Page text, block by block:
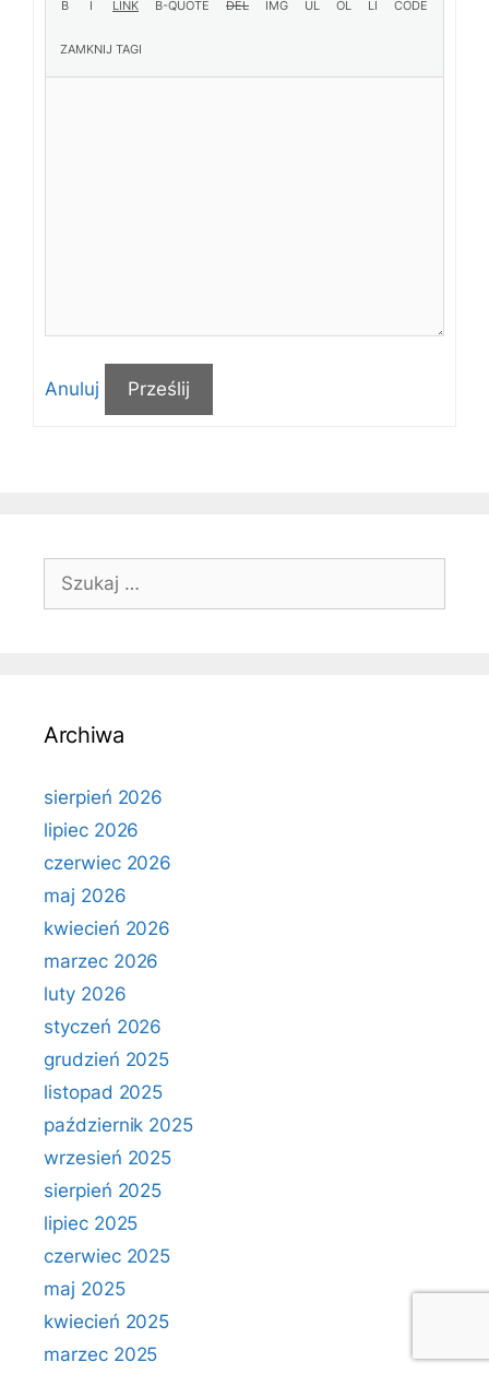
Anuluj Prześlij
Szukaj:
Archiwa
sierpień 2026
lipiec 2026
czerwiec 2026
maj 2026
kwiecień 2026
marzec 2026
luty 2026
styczeń 2026
grudzień 2025
listopad 2025
październik 2025
wrzesień 2025
sierpień 2025
lipiec 2025
czerwiec 2025
maj 2025
kwiecień 2025
marzec 2025